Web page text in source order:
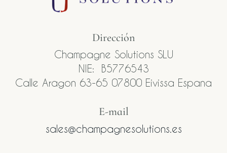
Dirección
Champagne Solutions SLU
NIE: B5776543
Calle Aragon 63-65 07800 Eivissa Espana
E-mail​
sales@champagnesolutions.es